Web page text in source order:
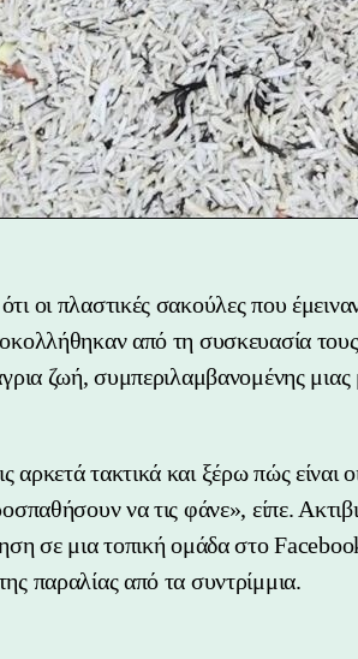
οι πλαστικές σακούλες που
από τη συσκευασία
​​ζωή, συμπεριλαμβανομένης μιας
αρκετά τακτικά και ξέρω πώς είναι
να τις φάνε», είπε.
σε μια τοπική ομάδα στο
παραλίας από τα συντρίμμια.